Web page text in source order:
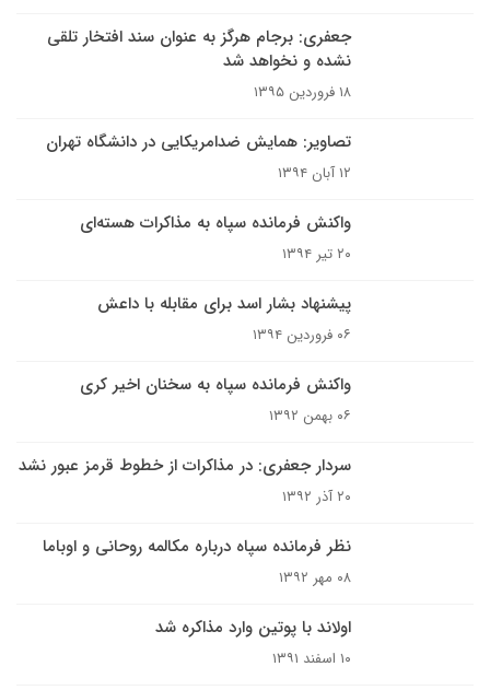
جعفری: برجام هرگز به عنوان سند افتخار تلقی
نشده و نخواهد شد
۱۸ فروردین ۱۳۹۵
تصاویر: همایش ضدامریکایی در دانشگاه تهران
۱۲ آبان ۱۳۹۴
واکنش فرمانده سپاه به مذاکرات هسته‌ای
۲۰ تیر ۱۳۹۴
پیشنهاد بشار اسد برای مقابله با داعش
۰۶ فروردین ۱۳۹۴
واکنش فرمانده سپاه به سخنان اخیر کری
۰۶ بهمن ۱۳۹۲
سردار جعفری: در مذاکرات از خطوط قرمز عبور نشد
۲۰ آذر ۱۳۹۲
نظر فرمانده سپاه درباره مکالمه روحانی و اوباما
۰۸ مهر ۱۳۹۲
اولاند با پوتین وارد مذاکره شد
۱۰ اسفند ۱۳۹۱